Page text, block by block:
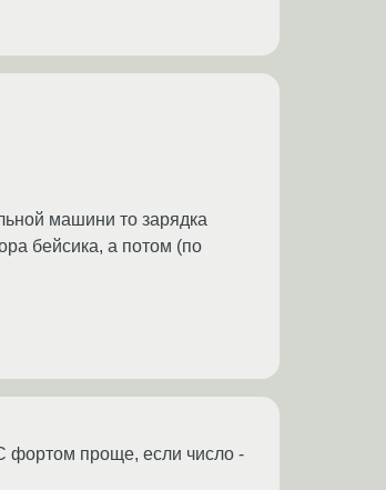
машини то зарядка
бейсика, а потом (по
фортом проще, если число -